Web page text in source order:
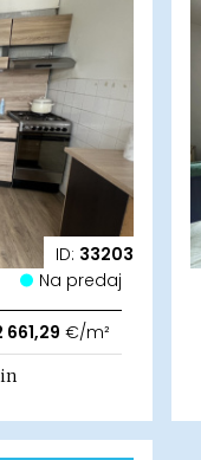
ID: 33203
Na predaj
661,29 €/m²